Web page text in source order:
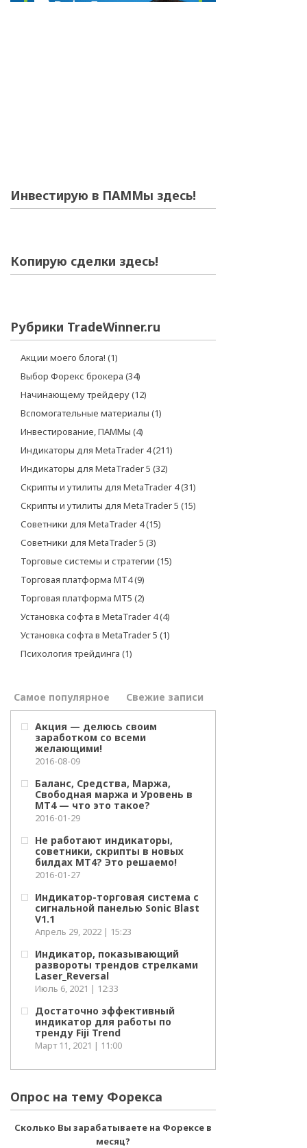
Инвестирую в ПАММы здесь!
Копирую сделки здесь!
Рубрики TradeWinner.ru
Акции моего блога! (1)
Выбор Форекс брокера (34)
Начинающему трейдеру(12)
Вспомогательные материалы (1)
Инвестирование, ПАММы (4)
Индикаторы для MetaTrader 4(211)
Индикаторы для MetaTrader 5 (32)
Скрипты и утилиты для MetaTrader 4(31)
Скрипты и утилиты для MetaTrader 5 (15)
Советники для MetaTrader 4(15)
Советники для MetaTrader 5 (3)
Торговые системы и стратегии (15)
Торговая платформа МТ4(9)
Торговая платформа МТ5 (2)
Установка софта в MetaTrader 4(4)
Установка софта в MetaTrader 5 (1)
Психология трейдинга (1)
Самое популярное Свежие записи
Акция — делюсь своим
заработком со всеми
желающими!
2016-08-09
Баланс, Средства, Маржа,
Свободная маржа и Уровень в
МТ4 — что это такое?
2016-01-29
Не работают индикаторы,
советники, скрипты в новых
билдах МТ4? Это решаемо!
2016-01-27
Индикатор-торговая система с
сигнальной панелью Sonic Blast
V1.1
Апрель 29, 2022 | 15:23
Индикатор, показывающий
развороты трендов стрелками
Laser_Reversal
Июль 6, 2021 | 12:33
Достаточно эффективный
индикатор для работы по
тренду Fiji Trend
Март 11, 2021 | 11:00
Опрос на тему Форекса
Сколько Вы зарабатываете на Форексе в
месяц?